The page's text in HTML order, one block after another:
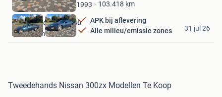
Mijn
Favorieten
1993 103.418 km
APK bij aflevering
Alle milieu/emissie zones
Garagebedrijf Unlu 40
Rotterdam
31 jul 26
Tweedehands Nissan 300zx Modellen Te Koop